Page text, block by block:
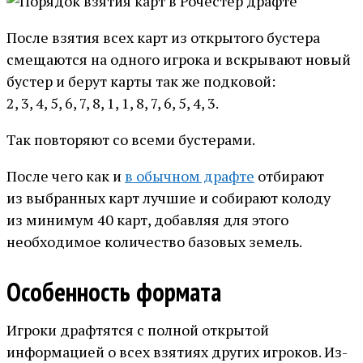
После взятия всех карт из открытого бустера
смещаются на одного игрока и вскрывают новый
бустер и берут карты так же подковой:
2, 3, 4, 5, 6, 7, 8, 1, 1, 8, 7, 6, 5, 4, 3.
Так повторяют со всеми бустерами.
После чего как и в обычном драфте отбирают
из выбранных карт лучшие и собирают колоду
из минимум 40 карт, добавляя для этого
необходимое количество базовых земель.
Особенность формата
Игроки драфтятся с полной открытой
информацией о всех взятиях других игроков. Из-